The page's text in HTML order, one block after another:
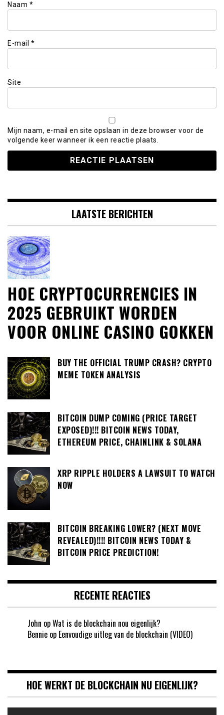
Naam *
E-mail *
Site
Mijn naam, e-mail en site opslaan in deze browser voor de
volgende keer wanneer ik een reactie plaats.
LAATSTE BERICHTEN
HOE CRYPTOCURRENCIES IN
2025 GEBRUIKT WORDEN
VOOR ONLINE CASINO GOKKEN
BUY THE OFFICIAL TRUMP CRASH? CRYPTO
MEME TOKEN ANALYSIS
BITCOIN DUMP COMING (PRICE TARGET
EXPOSED)!!! BITCOIN NEWS TODAY,
ETHEREUM PRICE, CHAINLINK & SOLANA
XRP RIPPLE HOLDERS A LAWSUIT TO WATCH
NOW
BITCOIN BREAKING LOWER? (NEXT MOVE
REVEALED)!!!! BITCOIN NEWS TODAY &
BITCOIN PRICE PREDICTION!
RECENTE REACTIES
John opWat is de blockchain nou eigenlijk?
Bennie op Eenvoudige uitleg van de blockchain (VIDEO)
HOE WERKT DE BLOCKCHAIN NU EIGENLIJK?
Videospeler